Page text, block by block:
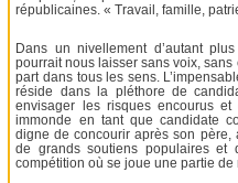
républicaines. « Travail, famille,
Dans un nivellement d’autant
pourrait nous laisser sans voix,
part dans tous les sens.
réside dans la pléthore de
envisager les risques encourus
immonde en tant que candidate
digne de concourir après son père,
de grands soutiens populaires et
compétition où se joue une partie de